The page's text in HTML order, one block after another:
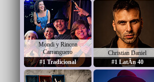
Mondi y Rincon
Carranguero
#1 Tradicional
Christian Daniel
#1 LatÃ­n 40